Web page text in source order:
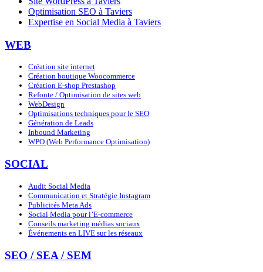
Optimisation SEO à Taviers
Expertise en Social Media à Taviers
WEB
Création site internet
Création boutique Woocommerce
Création E-shop Prestashop
Refonte / Optimisation de sites web
WebDesign
Optimisations techniques pour le SEO
Génération de Leads
Inbound Marketing
WPO (Web Performance Optimisation)
SOCIAL
Audit Social Media
Communication et Stratégie Instagram
Publicités Meta Ads
Social Media pour l’E-commerce
Conseils marketing médias sociaux
Événements en LIVE sur les réseaux
SEO / SEA / SEM